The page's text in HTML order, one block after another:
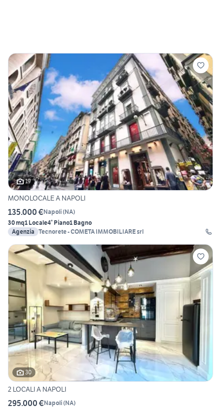
19
MONOLOCALE A NAPOLI
135.000 €Napoli(NA)
30 mq1 Locale4° Piano1 Bagno
Agenzia Tecnorete - COMETA IMMOBILIARE srl
30
2 LOCALI A NAPOLI
295.000 €Napoli(NA)